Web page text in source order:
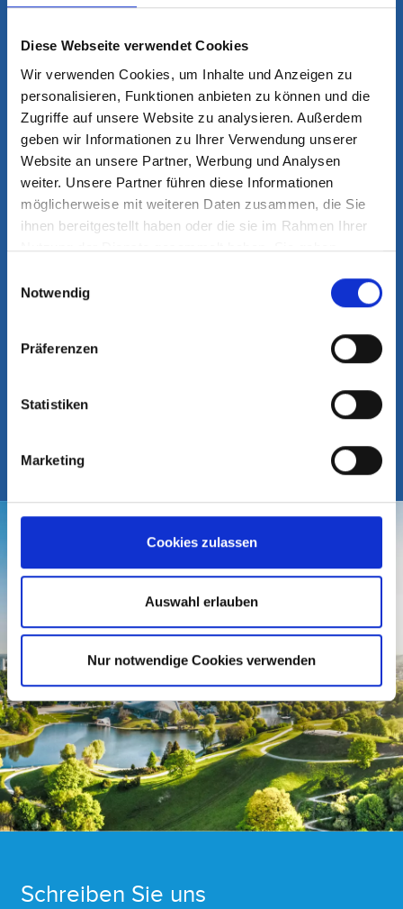
Diese Webseite verwendet Cookies
Wir verwenden Cookies, um Inhalte und Anzeigen zu
personalisieren, Funktionen anbieten zu können und die
Zugriffe auf unsere Website zu analysieren. Außerdem
geben wir Informationen zu Ihrer Verwendung unserer
Website an unsere Partner, Werbung und Analysen
weiter. Unsere Partner führen diese Informationen
möglicherweise mit weiteren Daten zusammen, die Sie
ihnen bereitgestellt haben oder die sie im Rahmen Ihrer
Nutzung der Dienste gesammelt haben. Sie geben
Webseite weiterhin nutzen.
Notwendig
Präferenzen
Statistiken
Marketing
Cookies zulassen
Auswahl erlauben
Nur notwendige Cookies verwenden
und nach Vereinbarung
Für Patienten mit akuten Beschwerden
halten wir Notfalltermine bereit, die
jeden Tag ab 08:00 Uhr telefonisch
abgefragt werden können.
Schreiben Sie uns